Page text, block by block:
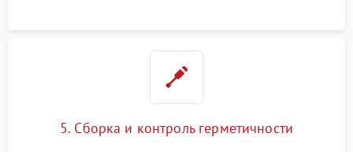
5. Сборка и контроль герметичности